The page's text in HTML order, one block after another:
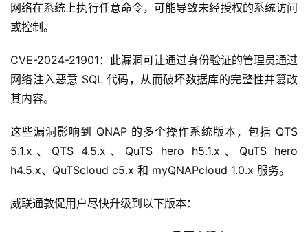
网络在系统上执行任意命令，可能导致未经授权的系统访问
或控制。
CVE-2024-21901：此漏洞可让通过身份验证的管理员通过
网络注入恶意 SQL 代码，从而破坏数据库的完整性并篡改
其内容。
这些漏洞影响到 QNAP 的多个操作系统版本，包括 QTS
5.1.x、QTS 4.5.x、QuTS hero h5.1.x、QuTS hero
h4.5.x、QuTScloud c5.x 和 myQNAPcloud 1.0.x 服务。
威联通敦促用户尽快升级到以下版本：